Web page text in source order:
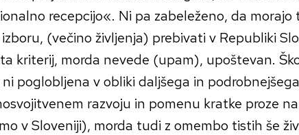
recepcijo«. Ni pa zabeleženo, da morajo
(večino življenja) prebivati v Republiki
kriterij, morda nevede (upam), upoštevan.
poglobljena v obliki daljšega in
razvoju in pomenu kratke proze
v Sloveniji), morda tudi z omembo tistih še